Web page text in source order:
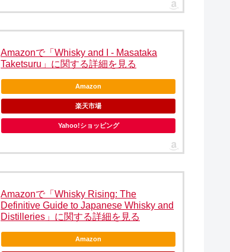
Amazonで「Whisky and I - Masataka
Taketsuru」に関する詳細を見る
Amazon
楽天市場
Yahoo!ショッピング
Amazonで「Whisky Rising: The
Definitive Guide to Japanese Whisky and
Distilleries」に関する詳細を見る
Amazon